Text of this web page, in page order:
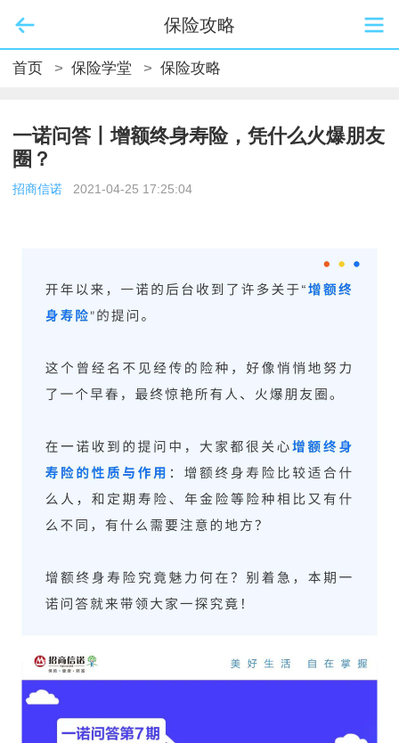
保险攻略
首页 > 保险学堂 > 保险攻略
一诺问答丨增额终身寿险，凭什么火爆朋友
圈？
招商信诺 2021-04-25 17:25:04